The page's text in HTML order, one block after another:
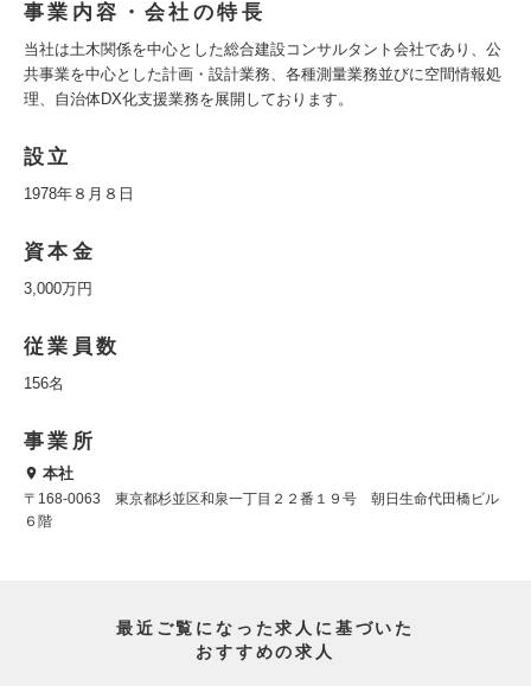
事業内容・会社の特長
当社は土木関係を中心とした総合建設コンサルタント会社であり、公
共事業を中心とした計画・設計業務、各種測量業務並びに空間情報処
理、自治体DX化支援業務を展開しております。
設立
1978年８月８日
資本金
3,000万円
従業員数
156名
事業所
本社
〒168-0063 東京都杉並区和泉一丁目２２番１９号 朝日生命代田橋ビル
６階
最近ご覧になった求人に基づいた
おすすめの求人